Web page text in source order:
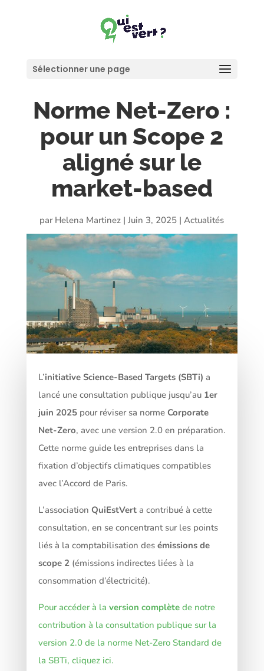
Sélectionner une page
Norme Net-Zero :
pour un Scope 2
aligné sur le
market-based
par Helena Martinez |Juin 3, 2025 |Actualités
L’initiative Science-Based Targets (SBTi) a
lancé une consultation publique jusqu’au 1er
juin 2025pour réviser sa norme Corporate
Net-Zero, avec une version 2.0 en préparation.
Cette norme guide les entreprises dans la
fixation d’objectifs climatiques compatibles
avec l’Accord de Paris.
L’association QuiEstVerta contribué à cette
consultation, en se concentrant sur les points
liés à la comptabilisation des émissions de
scope 2(émissions indirectes liées à la
consommation d’électricité).
Pour accéder à la version complètede notre
contribution à la consultation publique sur la
version 2.0 de la norme Net-Zero Standard de
la SBTi, cliquez ici.